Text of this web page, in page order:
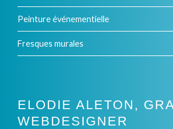
Peinture événementielle
Fresques murales
ELODIE ALETON,
WEBDESIGNER